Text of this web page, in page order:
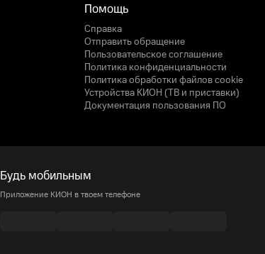
Помощь
Справка
Отправить обращение
Пользовательское соглашение
Политика конфиденциальности
Политика обработки файлов cookie
Устройства КИОН (ТВ и приставки)
Документация пользования ПО
Будь мобильным
Приложение КИОН в твоем телефоне